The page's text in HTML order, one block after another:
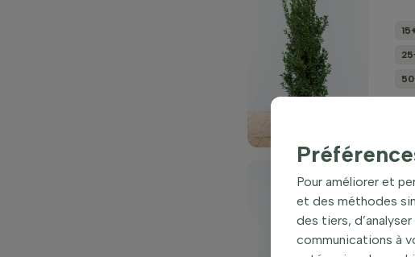
Pour améliorer et
et des méthodes
des tiers,
communications à